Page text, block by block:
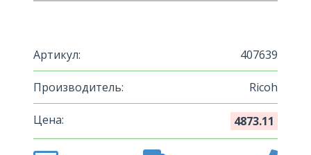
Артикул: 407639
Производитель: Ricoh
Цена: 4873.11